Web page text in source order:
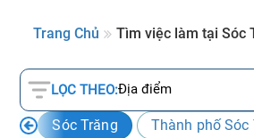
Trang Chủ Tìm việc làm tại Sóc
LỌC THEO:Địa điểm
Sóc Trăng Thành phố Sóc